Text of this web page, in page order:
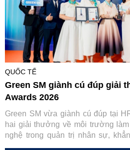
QUỐC TẾ
Green SM giành cú đúp giải
Awards 2026
Green SM vừa giành cú đúp tại
hai giải thưởng về môi trường
nghệ trong quản trị nhân sự,